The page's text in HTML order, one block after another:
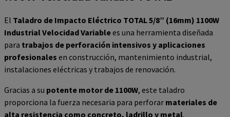
El Taladro de Impacto Eléctrico TOTAL 5/8” (16mm) 1100W
Industrial Velocidad Variablees una herramienta diseñada
para trabajos de perforación intensivos y aplicaciones
profesionales en construcción, mantenimiento industrial,
instalaciones eléctricas y trabajos de renovación.
Gracias a su potente motor de 1100W, este taladro
proporciona la fuerza necesaria para perforar materiales de
alta resistencia como concreto, ladrillo y metal,